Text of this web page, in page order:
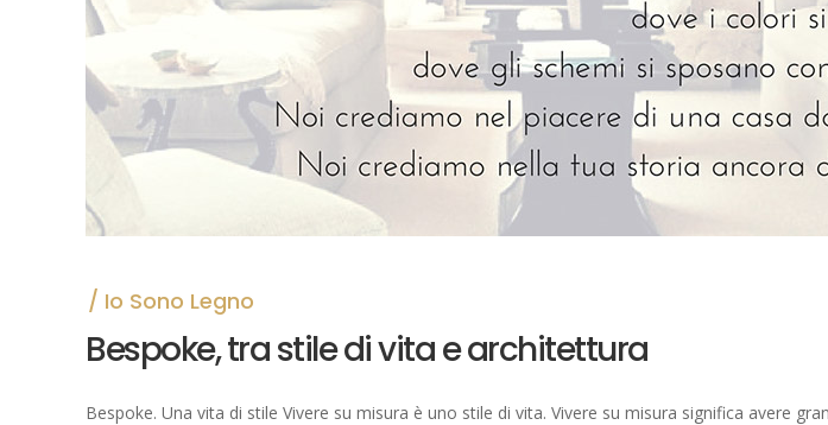
Io Sono Legno
Bespoke, tra stile di vita e architettura
Bespoke. Una vita di stile Vivere su misura è uno stile di vita. Vivere su misura significa avere